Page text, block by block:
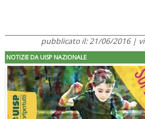
pubblicato il: 21/06/2016 |
NOTIZIE DA UISP NAZIONALE